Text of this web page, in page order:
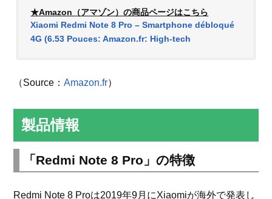
★Amazon（アマゾン）の商品ページはこちら
Xiaomi Redmi Note 8 Pro – Smartphone débloqué
4G (6.53 Pouces: Amazon.fr: High-tech
（Source：Amazon.fr）
製品情報
「Redmi Note 8 Pro」の特徴
Redmi Note 8 Proは2019年9月にXiaomiが海外で発表し